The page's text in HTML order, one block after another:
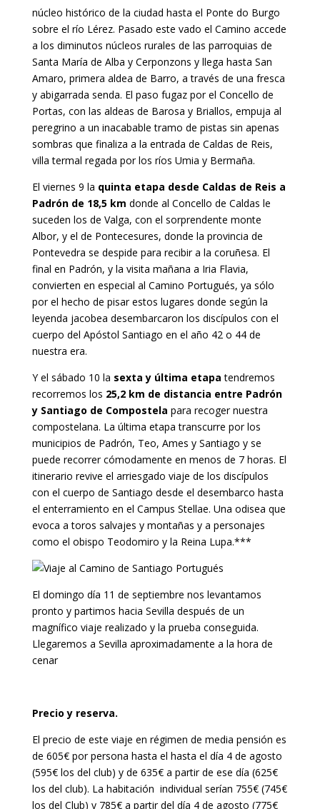
núcleo histórico de la ciudad hasta el Ponte do Burgo
sobre el río Lérez. Pasado este vado el Camino accede
a los diminutos núcleos rurales de las parroquias de
Santa María de Alba y Cerponzons y llega hasta San
Amaro, primera aldea de Barro, a través de una fresca
y abigarrada senda. El paso fugaz por el Concello de
Portas, con las aldeas de Barosa y Briallos, empuja al
peregrino a un inacabable tramo de pistas sin apenas
sombras que finaliza a la entrada de Caldas de Reis,
villa termal regada por los ríos Umia y Bermaña.
El viernes 9 la quinta etapa desde Caldas de Reis a
Padrón de 18,5 km donde al Concello de Caldas le
suceden los de Valga, con el sorprendente monte
Albor, y el de Pontecesures, donde la provincia de
Pontevedra se despide para recibir a la coruñesa. El
final en Padrón, y la visita mañana a Iria Flavia,
convierten en especial al Camino Portugués, ya sólo
por el hecho de pisar estos lugares donde según la
leyenda jacobea desembarcaron los discípulos con el
cuerpo del Apóstol Santiago en el año 42 o 44 de
nuestra era.
Y el sábado 10 la sexta y última etapa tendremos
recorremos los 25,2 km de distancia entre Padrón
y Santiago de Compostela para recoger nuestra
compostelana. La última etapa transcurre por los
municipios de Padrón, Teo, Ames y Santiago y se
puede recorrer cómodamente en menos de 7 horas. El
itinerario revive el arriesgado viaje de los discípulos
con el cuerpo de Santiago desde el desembarco hasta
el enterramiento en el Campus Stellae. Una odisea que
evoca a toros salvajes y montañas y a personajes
como el obispo Teodomiro y la Reina Lupa.***
El domingo día 11 de septiembre nos levantamos
pronto y partimos hacia Sevilla después de un
magnífico viaje realizado y la prueba conseguida.
Llegaremos a Sevilla aproximadamente a la hora de
cenar
Precio y reserva.
El precio de este viaje en régimen de media pensión es
de 605€ por persona hasta el hasta el día 4 de agosto
(595€ los del club) y de 635€ a partir de ese día (625€
los del club). La habitación individual serían 755€ (745€
los del Club) y 785€ a partir del día 4 de agosto (775€